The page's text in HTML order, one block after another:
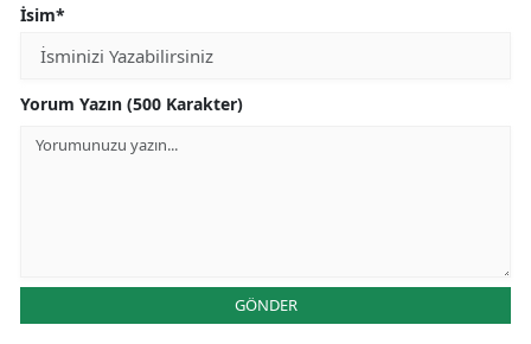
İsim*
Yorum Yazın (500 Karakter)
GÖNDER